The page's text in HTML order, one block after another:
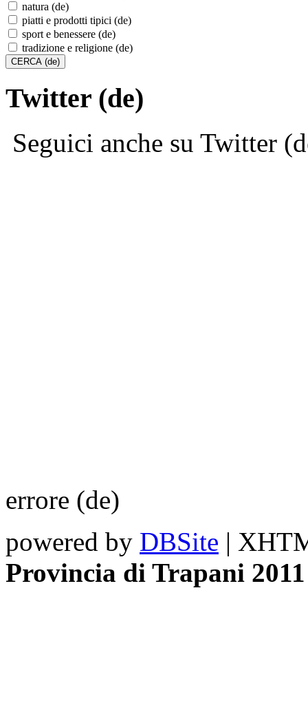
natura (de)
piatti e prodotti tipici (de)
sport e benessere (de)
tradizione e religione (de)
Twitter (de)
Seguici anche su Twitter
errore (de)
powered by DBSite |
Provincia di Trapani 2011